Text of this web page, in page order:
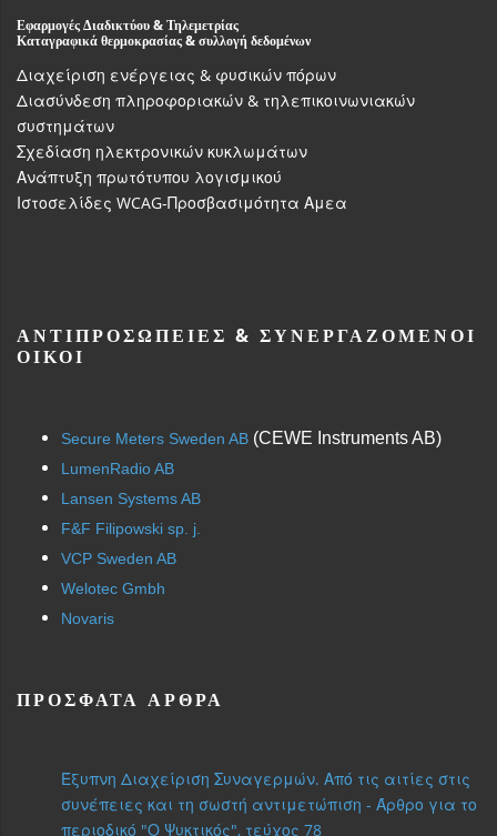
Εφαρμογές Διαδικτύου & Τηλεμετρίας
Καταγραφικά θερμοκρασίας & συλλογή δεδομένων
Διαχείριση ενέργειας & φυσικών πόρων
Διασύνδεση πληροφοριακών & τηλεπικοινωνιακών
συστημάτων
Σχεδίαση ηλεκτρονικών κυκλωμάτων
Ανάπτυξη πρωτότυπου λογισμικού
Ιστοσελίδες WCAG-Προσβασιμότητα Αμεα
ΑΝΤΙΠΡΟΣΩΠΕΊΕΣ & ΣΥΝΕΡΓΑΖΌΜΕΝΟΙ
ΟΊΚΟΙ
Secure Meters Sweden AB (CEWE Instruments AB)
LumenRadio AB
Lansen Systems AB
F&F Filipowski sp. j.
VCP Sweden AB
Welotec Gmbh
Novaris
ΠΡΌΣΦΑΤΑ ΆΡΘΡΑ
Έξυπνη Διαχείριση Συναγερμών. Από τις αιτίες στις
συνέπειες και τη σωστή αντιμετώπιση - Άρθρο για το
περιοδικό "Ο Ψυκτικός", τεύχος 78